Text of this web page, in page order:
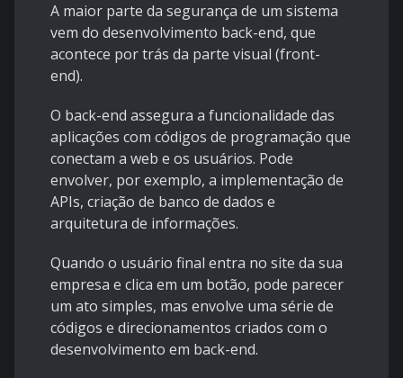
A maior parte da segurança de um sistema
vem do desenvolvimento back-end, que
acontece por trás da parte visual (front-
end).
O back-end assegura a funcionalidade das
aplicações com códigos de programação que
conectam a web e os usuários. Pode
envolver, por exemplo, a implementação de
APIs, criação de banco de dados e
arquitetura de informações.
Quando o usuário final entra no site da sua
empresa e clica em um botão, pode parecer
um ato simples, mas envolve uma série de
códigos e direcionamentos criados com o
desenvolvimento em back-end.